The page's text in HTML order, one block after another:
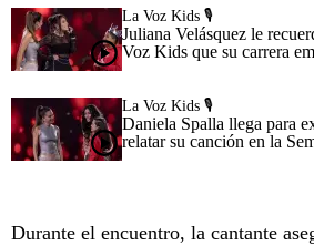
La Voz Kids 🎙️
Juliana Velásquez le
Voz Kids que su carrera
La Voz Kids 🎙️
Daniela Spalla llega para
relatar su canción en la
Durante el encuentro, la cantante